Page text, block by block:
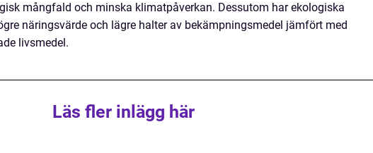
mångfald och minska klimatpåverkan. Dessutom har ekologiska
näringsvärde och lägre halter av bekämpningsmedel jämfört med
livsmedel.
Läs fler inlägg här